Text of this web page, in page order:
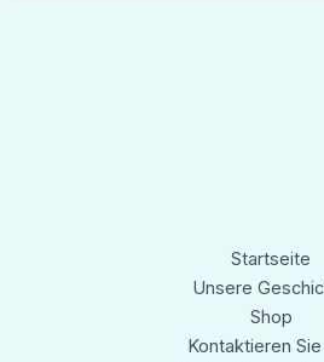
Startseite
Unsere
Shop
Kontaktieren